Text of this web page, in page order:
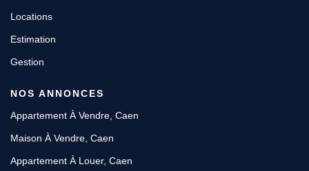
Locations
Estimation
Gestion
NOS ANNONCES
Appartement À Vendre, Caen
Maison À Vendre, Caen
Appartement À Louer, Caen